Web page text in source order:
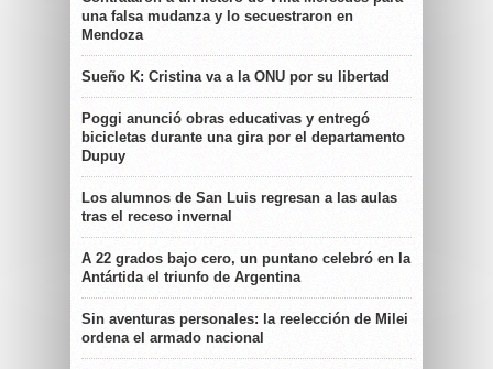
una falsa mudanza y lo secuestraron en
Mendoza
Sueño K: Cristina va a la ONU por su libertad
Poggi anunció obras educativas y entregó
bicicletas durante una gira por el departamento
Dupuy
Los alumnos de San Luis regresan a las aulas
tras el receso invernal
A 22 grados bajo cero, un puntano celebró en la
Antártida el triunfo de Argentina
Sin aventuras personales: la reelección de Milei
ordena el armado nacional